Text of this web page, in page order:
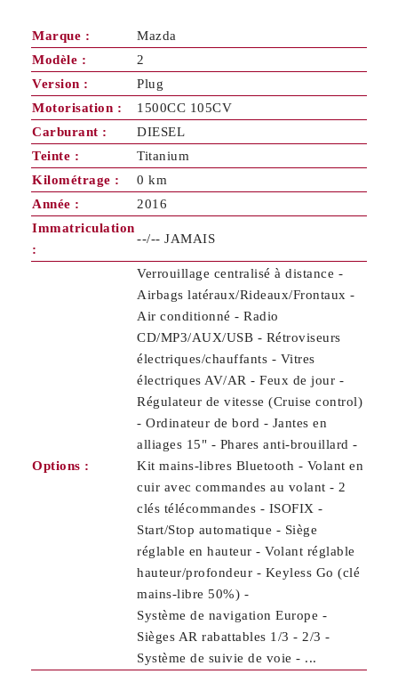
Marque :
Mazda
Modèle :
2
Version :
Plug
Motorisation :
1500CC 105CV
Carburant :
DIESEL
Teinte :
Titanium
Kilométrage :
0 km
Année :
2016
Immatriculation
:
--/-- JAMAIS
Options :
Verrouillage centralisé à distance -
Airbags latéraux/Rideaux/Frontaux -
Air conditionné - Radio
CD/MP3/AUX/USB - Rétroviseurs
électriques/chauffants - Vitres
électriques AV/AR - Feux de jour -
Régulateur de vitesse (Cruise control)
- Ordinateur de bord - Jantes en
alliages 15" - Phares anti-brouillard -
Kit mains-libres Bluetooth - Volant en
cuir avec commandes au volant - 2
clés télécommandes - ISOFIX -
Start/Stop automatique - Siège
réglable en hauteur - Volant réglable
hauteur/profondeur - Keyless Go (clé
mains-libre 50%) -
Système de navigation Europe -
Sièges AR rabattables 1/3 - 2/3 -
Système de suivie de voie - ...